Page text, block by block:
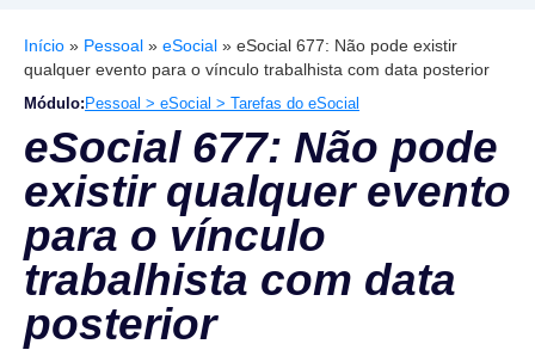
Início » Pessoal » eSocial » eSocial 677: Não pode existir
qualquer evento para o vínculo trabalhista com data posterior
Módulo: Pessoal > eSocial > Tarefas do eSocial
eSocial 677: Não pode
existir qualquer evento
para o vínculo
trabalhista com data
posterior